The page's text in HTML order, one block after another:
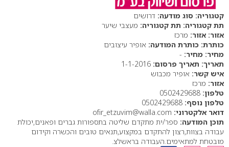
סוג מודעה: דרושים
תת קטגוריה: מעצבי שיער
אזור: מרכז
כותרת המודעה: אופיר עיצובים
מחיר: -
תאריך פרסום:
איש קשר: אופיר מכבוש
אזור: מרכז
טלפון:
טלפון נוסף:
דואר אלקטרוני:
תוכן המודעה: ספר/ית מתקדם שליטה בתספורות גברים ופאנים,יכולת
עבודה בצוות,רצון להתקדם במקצוע,תנאים טובים והכשרה וקידום
מובטחת למתאימים.העבודה בראשלצ.